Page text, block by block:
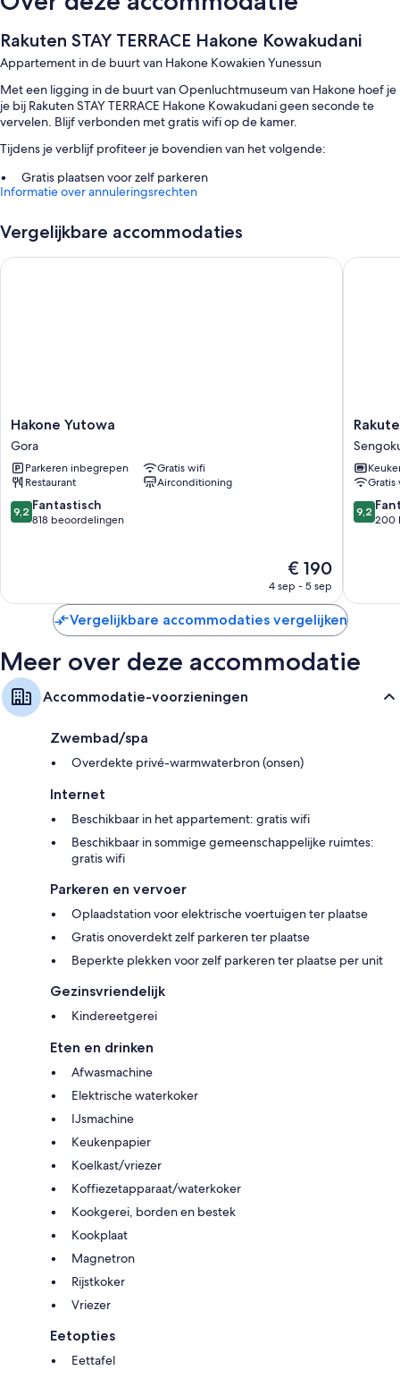
Rakuten STAY TERRACE Hakone Kowakudani
Appartement in de buurt van Hakone Kowakien Yunessun
Met een ligging in de buurt van Openluchtmuseum van Hakone hoef je
je bij Rakuten STAY TERRACE Hakone Kowakudani geen seconde te
vervelen. Blijf verbonden met gratis wifi op de kamer.
Tijdens je verblijf profiteer je bovendien van het volgende:
Gratis plaatsen voor zelf parkeren
Een oplaadpunt voor elektrische auto's, een rookvrije
Een lift
Grote koelkasten/vriezers, vaatwassers en magnetrons
Informatie over annuleringsrechten
Vergelijkbare accommodaties
Hakone
Yutowa
Gora
Hakone Yutowa
Gora
Parkeren inbegrepen
Gratis wifi
Restaurant
Airconditioning
9.2
van
9,2 Fantastisch
818 beoordelingen
De
prijs
is
€ 190
€ 190
4 sep - 5 sep
Hakone Yutowa
Rakuten
STAY
VILLA
Hakone
Gratis
9.2
van
9,2
200
Rakuten
Vergelijkbare accommodaties vergelijken
Meer over deze accommodatie
Accommodatie-voorzieningen
Zwembad/spa
Overdekte privé-warmwaterbron (onsen)
Internet
Beschikbaar in het appartement: gratis wifi
Beschikbaar in sommige gemeenschappelijke ruimtes:
gratis wifi
Parkeren en vervoer
Oplaadstation voor elektrische voertuigen ter plaatse
Gratis onoverdekt zelf parkeren ter plaatse
Beperkte plekken voor zelf parkeren ter plaatse per unit
Gezinsvriendelijk
Kindereetgerei
Eten en drinken
Afwasmachine
Elektrische waterkoker
IJsmachine
Keukenpapier
Koelkast/vriezer
Koffiezetapparaat/waterkoker
Kookgerei, borden en bestek
Kookplaat
Magnetron
Rijstkoker
Vriezer
Eetopties
Eettafel